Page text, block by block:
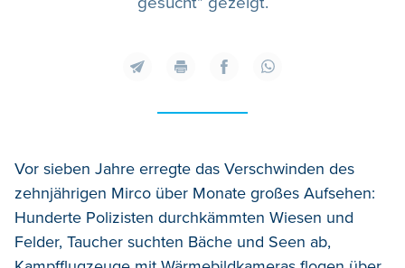
Vor sieben Jahre erregte das Verschwinden des
zehnjährigen Mirco über Monate großes Aufsehen:
Hunderte Polizisten durchkämmten Wiesen und
Felder, Taucher suchten Bäche und Seen ab,